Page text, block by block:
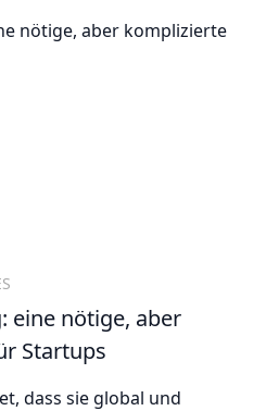
eine nötige, aber
Startups
dass sie global und